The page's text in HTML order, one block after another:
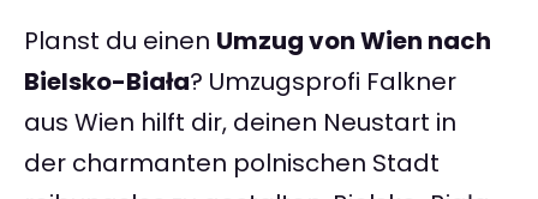
Planst du einen Umzug von Wien nach
Bielsko-Biała? Umzugsprofi Falkner
aus Wien hilft dir, deinen Neustart in
der charmanten polnischen Stadt